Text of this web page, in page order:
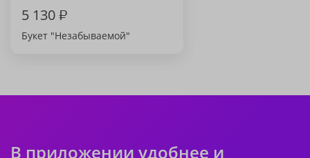
5 130₽
Букет "Незабываемой"
В приложении удобнее и